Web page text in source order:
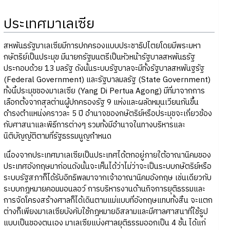
ประเทศมาเลเซีย
สหพันธรัฐมาเลเซียมีการปกครองแบบประชาธิปไตยโดยมีพระมหา
กษัตริย์เป็นประมุข มีนายกรัฐมนตรีเป็นหัวหน้ารัฐบาลสหพันธรัฐ
ประกอบด้วย 13 มลรัฐ ดังนั้นระบบรัฐบาลจะมีทั้งรัฐบาลสหพันฐรัฐ
(Federal Government) และรัฐบาลมลรัฐ (State Government)
ทั้งนี้ประมุขของมาเลเซีย (Yang Di Pertua Agong) มีที่มาจากการ
เลือกตั้งจากสุลต่านผู้ปกครองรัฐ 9 แห่งและผลัดหมุนเวียนกันขึ้น
ดำรงตำแหน่งคราวละ 5 ปี อำนาจของกษัตริย์หรือประมุขจะเกี่ยวข้อง
กับศาสนาและพิธีการต่างๆ รวมทั้งมีอำนาจในทางบริหารและ
นิติบัญญัติตามที่รัฐธรรมนูญกำหนด
เนื่องจากประเทศมาเลเซียเป็นประเทศได้ตกอยู่ภายใต้อาณานิคมของ
ประเทศอังกฤษมาก่อนดังนั้นจะเห็นได้ว่าไม่ว่าจะเป็นระบบกษัตริย์หรือ
ระบบรัฐสภาก็ได้รับอิทธิพลมาจากเจ้าอาณานิคมอังกฤษ เช่นเดียวกับ
ระบบกฎหมายคอมมอนลอว์ การบริหารงานด้านกิจการยุติธรรมและ
การจัดโครงสร้างศาลก็ได้เดินตามแม่แบบที่อังกฤษแทบทั้งสิ้น จะแตก
ต่างก็เพียงมาเลเซียบังคับใช้กฎหมายอิสลามและมีศาลศาสนาที่ใช้รูป
แบบเป็นของตนเอง มาเลเซียแบ่งศาลยุติธรรมออกเป็น 4 ชั้น ได้แก่